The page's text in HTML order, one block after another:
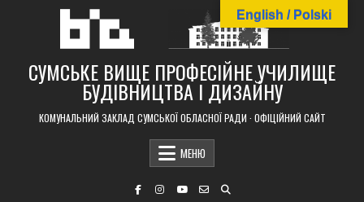
СУМСЬКЕ ВИЩЕ ПРОФЕСІЙНЕ УЧИЛИЩЕ
БУДІВНИЦТВА І ДИЗАЙНУ
КОМУНАЛЬНИЙ ЗАКЛАД СУМСЬКОЇ ОБЛАСНОЇ РАДИ · ОФІЦІЙНИЙ САЙТ
МЕНЮ
English / Polski